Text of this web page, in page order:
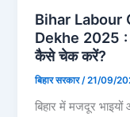
Bihar Labour
Dekhe 2025 :
कैसे चेक करें?
बिहार सरकार/21/09/
बिहार में मजदूर